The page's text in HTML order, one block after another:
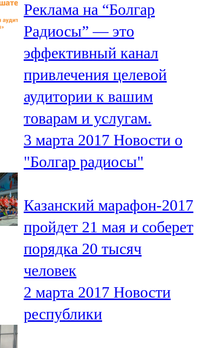
Мамадыш
106,2 FM
Минзәлә
107,3 FM
Мөслим
100,0 FM
Нурлат
104,7 FM
71,42 FM
Сарман
107,8 FM
Теләче
106,1 FM
Түбән Кама
Реклама на “Болгар
Радиосы” — это
эффективный канал
привлечения целевой
аудитории к вашим
товарам и услугам.
3 марта 2017 Новости о
"Болгар радиосы"
Казанский марафон-2017
пройдет 21 мая и соберет
порядка 20 тысяч
человек
2 марта 2017 Новости
республики